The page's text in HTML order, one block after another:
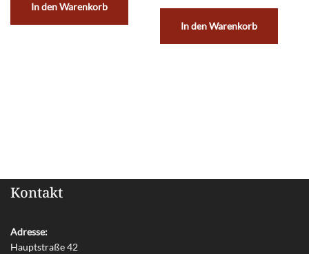
In den Warenkorb
In den Warenkorb
Kontakt
Adresse:
Hauptstraße 42